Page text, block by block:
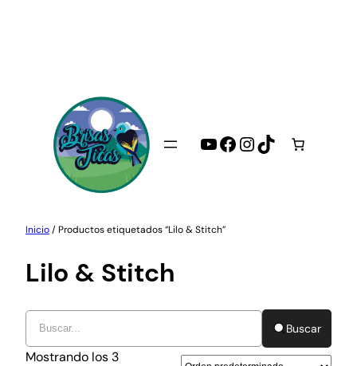
contenido
YouTube
Facebook
Instagram
TikTok
Inicio/ Productos etiquetados “Lilo & Stitch”
Lilo & Stitch
Buscar
Mostrando los 3